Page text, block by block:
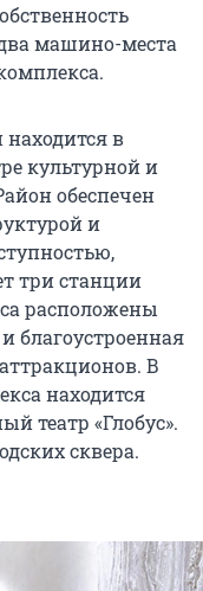
машино-места
в
культурной и
обеспечен
и
три станции
расположены
благоустроенная
В
находится
театр «Глобус».
сквера.